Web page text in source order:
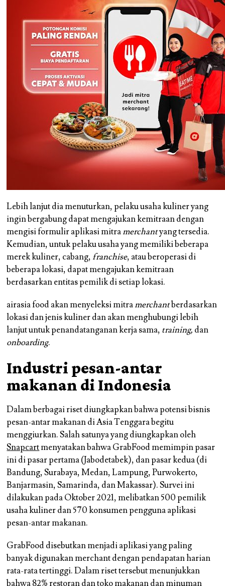
Lebih lanjut dia menuturkan, pelaku usaha kuliner yang
ingin bergabung dapat mengajukan kemitraan dengan
mengisi formulir aplikasi mitramerchantyang tersedia.
Kemudian, untuk pelaku usaha yang memiliki beberapa
merek kuliner, cabang, franchise, atau beroperasi di
beberapa lokasi, dapat mengajukan kemitraan
berdasarkan entitas pemilik di setiap lokasi.
airasia food akan menyeleksi mitramerchantberdasarkan
lokasi dan jenis kuliner dan akan menghubungi lebih
lanjut untuk penandatanganan kerja sama, training, dan
onboarding.
Industri pesan-antar
makanan di Indonesia
Dalam berbagai riset diungkapkan bahwa potensi bisnis
pesan-antar makanan di Asia Tenggara begitu
menggiurkan. Salah satunya yang diungkapkan oleh
Snapcartmenyatakan bahwa GrabFood memimpin pasar
ini di pasar pertama (Jabodetabek), dan pasar kedua (di
Bandung, Surabaya, Medan, Lampung, Purwokerto,
Banjarmasin, Samarinda, dan Makassar). Survei ini
dilakukan pada Oktober 2021, melibatkan 500 pemilik
usaha kuliner dan 570 konsumen pengguna aplikasi
pesan-antar makanan.
GrabFood disebutkan menjadi aplikasi yang paling
banyak digunakan merchant dengan pendapatan harian
rata-rata tertinggi. Dalam riset tersebut menunjukkan
bahwa 82% restoran dan toko makanan dan minuman